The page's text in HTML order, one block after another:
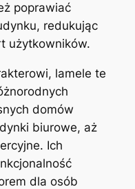
poprawiać
redukując
użytkowników.
lamele te
domów
biurowe, aż
Ich
dla osób